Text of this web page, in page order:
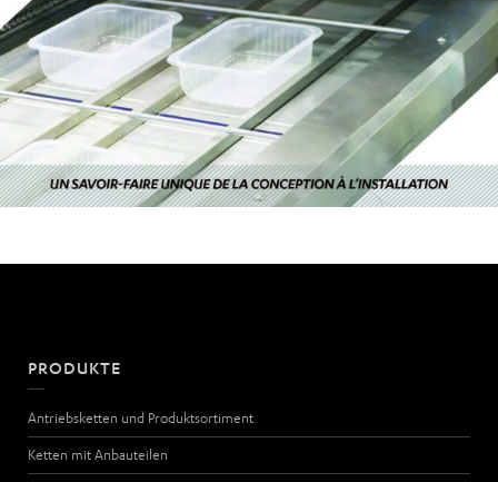
PRODUKTE
Antriebsketten und Produktsortiment
Ketten mit Anbauteilen